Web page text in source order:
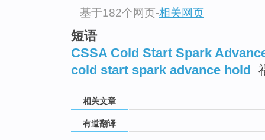
基于182个网页-相关网页
短语
CSSA Cold Start Spark
cold start spark advance hold
相关文章
有道翻译